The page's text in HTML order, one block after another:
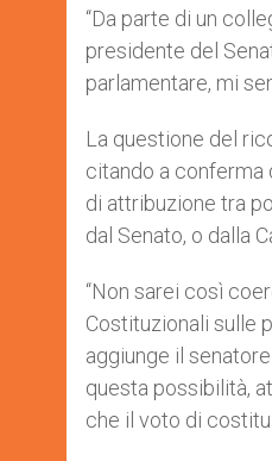
“Da parte di un
presidente del
parlamentare, mi
La questione del
citando a conferma
di attribuzione tra
dal Senato, o dalla
“Non sarei così
Costituzionali sulle
aggiunge il
questa possibilità,
che il voto di